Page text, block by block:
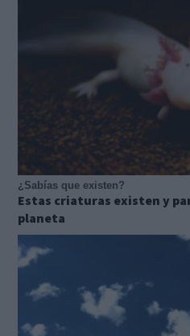
¿Sabías que existen?
Estas criaturas existen y
planeta